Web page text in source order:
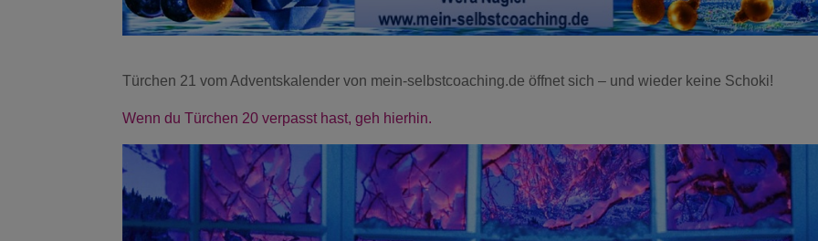
Türchen 21 vom Adventskalender von mein-selbstcoaching.de öffnet sich – und wieder keine Schoki!
Wenn du Türchen 20 verpasst hast, geh hierhin.